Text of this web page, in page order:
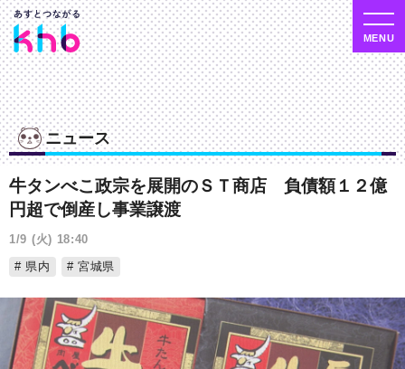
ニュース
牛タンべこ政宗を展開のＳＴ商店 負債額１２億
円超で倒産し事業譲渡
1/9 (火) 18:40
県内
宮城県